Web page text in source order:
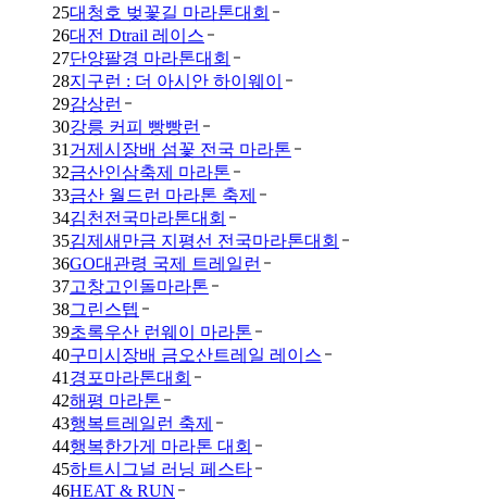
25대청호 벚꽃길 마라톤대회
26대전 Dtrail 레이스
27단양팔경 마라톤대회
28지구런 : 더 아시안 하이웨이
29감상런
30강릉 커피 빵빵런
31 거제시장배 섬꽃 전국 마라톤
32금산인삼축제 마라톤
33금산 월드런 마라톤 축제
34김천전국마라톤대회
35김제새만금 지평선 전국마라톤대회
36GO대관령 국제 트레일런
37고창고인돌마라톤
38그린스텝
39초록우산 런웨이 마라톤
40구미시장배 금오산트레일 레이스
41 경포마라톤대회
42해평 마라톤
43행복트레일런 축제
44행복한가게 마라톤 대회
45하트시그널 러닝 페스타
46HEAT & RUN